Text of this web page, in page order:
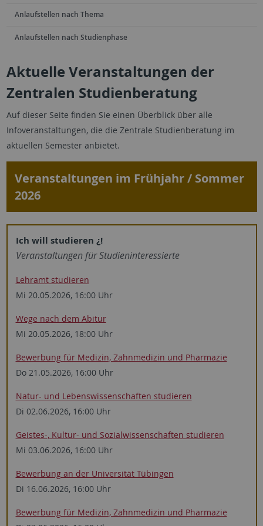
Anlaufstellen nach Thema
Anlaufstellen nach Studienphase
Aktuelle Veranstaltungen der
Zentralen Studienberatung
Auf dieser Seite finden Sie einen Überblick über alle
Infoveranstaltungen, die die Zentrale Studienberatung im
aktuellen Semester anbietet.
Veranstaltungen im Frühjahr / Sommer
2026
Ich will studieren ¿!
Veranstaltungen für ­Studieninteressierte
Lehramt studieren
Mi 20.05.2026, 16:00 Uhr
Wege nach dem Abitur
Mi 20.05.2026, 18:00 Uhr
Bewerbung für Medizin, Zahnmedizin und Pharmazie
Do 21.05.2026, 16:00 Uhr
Natur- und Lebens­wissen­schaften studieren
Di 02.06.2026, 16:00 Uhr
Geistes-, Kultur- und Sozial­wissen­schaften studieren
Mi 03.06.2026, 16:00 Uhr
Bewerbung an der Universität Tübingen
Di 16.06.2026, 16:00 Uhr
Bewerbung für Medizin, Zahnmedizin und Pharmazie